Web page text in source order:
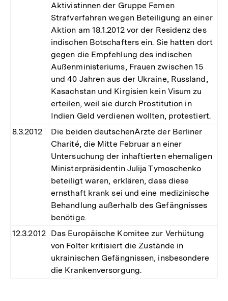
Aktivistinnen der Gruppe Femen
Strafverfahren wegen Beteiligung an einer
Aktion am 18.1.2012 vor der Residenz des
indischen Botschafters ein. Sie hatten dort
gegen die Empfehlung des indischen
Außenministeriums, Frauen zwischen 15
und 40 Jahren aus der Ukraine, Russland,
Kasachstan und Kirgisien kein Visum zu
erteilen, weil sie durch Prostitution in
Indien Geld verdienen wollten, protestiert.
8.3.2012
Die beiden deutschenÄrzte der Berliner
Charité, die Mitte Februar an einer
Untersuchung der inhaftierten ehemaligen
Ministerpräsidentin Julija Tymoschenko
beteiligt waren, erklären, dass diese
ernsthaft krank sei und eine medizinische
Behandlung außerhalb des Gefängnisses
benötige.
12.3.2012 Das Europäische Komitee zur Verhütung
von Folter kritisiert die Zustände in
ukrainischen Gefängnissen, insbesondere
die Krankenversorgung.